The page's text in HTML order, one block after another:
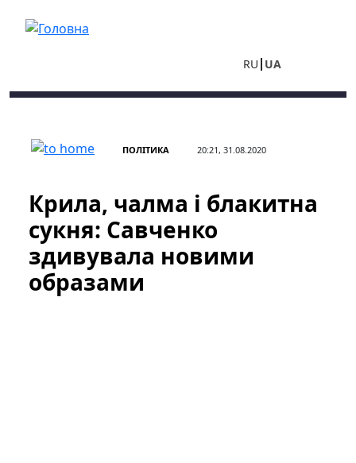
RU UA
ПОЛІТИКА 20:21, 31.08.2020
Крила, чалма і блакитна
сукня: Савченко
здивувала новими
образами